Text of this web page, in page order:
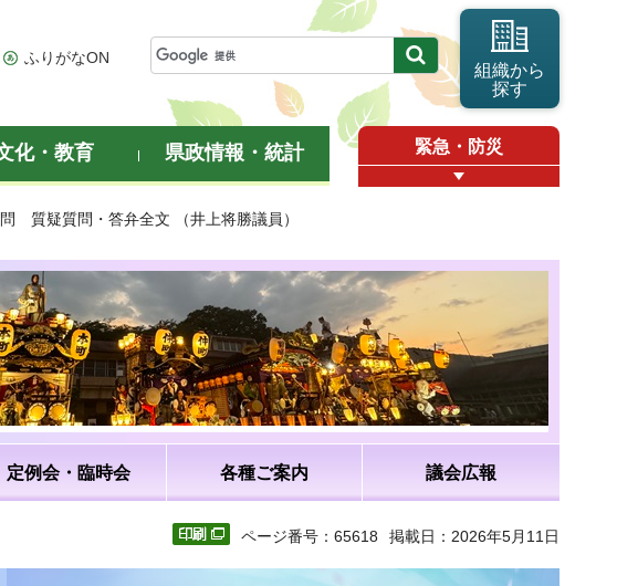
ふりがなON
組織から
探す
化・教育 県政情報・統計 緊急・防災
質疑質問・答弁全文 （井上将勝議員）
定例会・臨時会 各種ご案内 議会広報
ページ番号：65618 掲載日：2026年5月11日